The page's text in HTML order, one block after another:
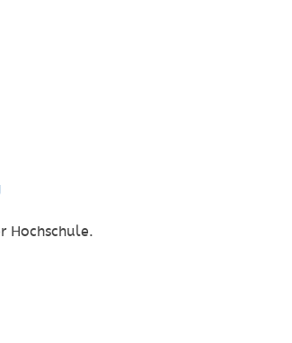
Hochschule.